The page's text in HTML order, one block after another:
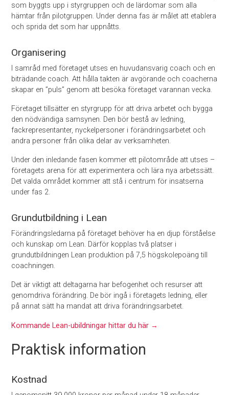
som byggts upp i styrgruppen och de lärdomar som alla
hämtar från pilotgruppen. Under denna fas är målet att etablera
och sprida det som har uppnåtts.
Organisering
I samråd med företaget utses en huvud­ansvarig coach och en
biträdande coach. Att hålla takten är avgörande och coacherna
skapar en ”puls” genom att besöka företaget varannan vecka.
Företaget tillsätter en styrgrupp för att driva arbetet och bygga
den nödvändiga samsynen. Den bör bestå av ledning,
fackrepresentanter, nyckelpersoner i förändringsarbetet och
andra personer från olika delar av verksamheten.
Under den inledande fasen kommer ett pilotområde att utses –
företagets arena för att experimentera och lära nya arbetssätt.
Det valda området kommer att stå i centrum för insatserna
under fas 2.
Grundutbildning i Lean
Förändringsledarna på företaget behöver ha en djup förståelse
och kunskap om Lean. Därför kopplas två platser i
grundutbildningen Lean produktion på 7,5 högskolepoäng till
coachningen.
Det är viktigt att deltagarna har befogenhet och resurser att
genomdriva förändring. De bör ingå i företagets ledning, eller
på annat sätt ha mandat att driva förändringsarbetet.
Kommande Lean-ubildningar hittar du här →
Praktisk information
Kostnad